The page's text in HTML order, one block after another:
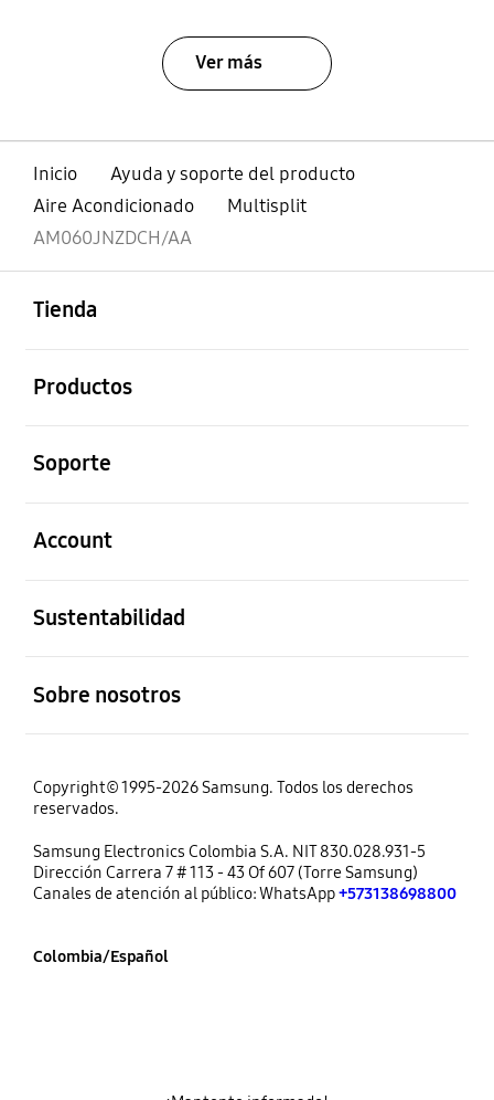
Ver más
Inicio
Ayuda y soporte del producto
Aire Acondicionado
Multisplit
AM060JNZDCH/AA
Tienda
Productos
Soporte
Account
Sustentabilidad
Sobre nosotros
Copyright© 1995-2026 Samsung. Todos los derechos
reservados.
Samsung Electronics Colombia S.A. NIT 830.028.931-5
Dirección Carrera 7 # 113 - 43 Of 607 (Torre Samsung)
Canales de atención al público: WhatsApp+573138698800
Colombia/Español